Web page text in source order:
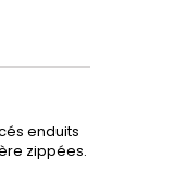
enduits
zippées.